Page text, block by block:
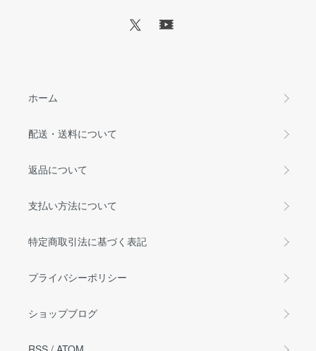
ホーム
配送・送料について
返品について
支払い方法について
特定商取引法に基づく表記
プライバシーポリシー
ショップブログ